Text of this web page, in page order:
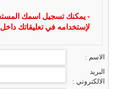
- يمكنك تسجيل اسمك
لإستخدامه في تعليقاتك
الاسم :
البريد
الالكتروني :